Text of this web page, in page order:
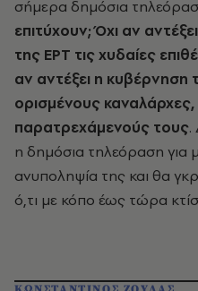
σήμερα δημόσια
επιτύχουν; Όχι αν
της ΕΡΤ τις χυδαίες
αν αντέξει η κυβέρνηση
ορισμένους καναλάρχες,
παρατρεχάμενούς τους.
η δημόσια τηλεόραση
ανυποληψία της και θα
ό,τι με κόπο έως τώρα